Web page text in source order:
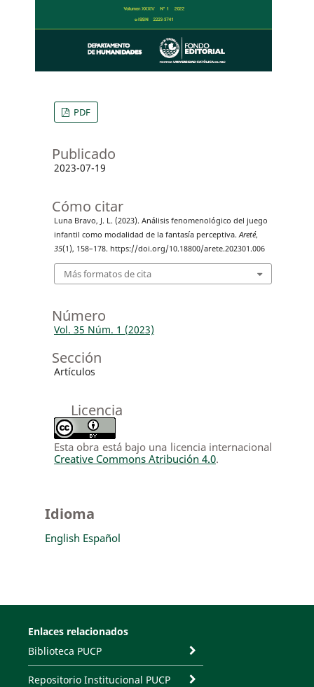
PDF
Publicado
2023-07-19
Cómo citar
Luna Bravo, J. L. (2023). Análisis fenomenológico del juego
infantil como modalidad de la fantasía perceptiva.Areté,
35(1), 158–178. https://doi.org/10.18800/arete.202301.006
Más formatos de cita
Número
Vol. 35 Núm. 1 (2023)
Sección
Artículos
Licencia
Esta obra está bajo una licencia internacional
Creative Commons Atribución 4.0.
Idioma
English Español
Enlaces relacionados
Biblioteca PUCP
Repositorio Institucional PUCP